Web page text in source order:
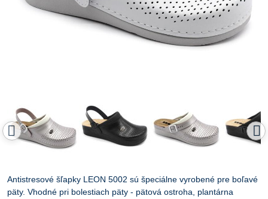
Antistresové šľapky LEON 5002 sú špeciálne vyrobené pre boľavé
päty. Vhodné pri bolestiach päty - pätová ostroha, plantárna